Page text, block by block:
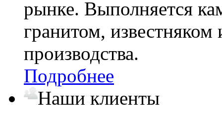
рынке. Выполняется
гранитом,
производства.
Подробнее
Наши клиенты